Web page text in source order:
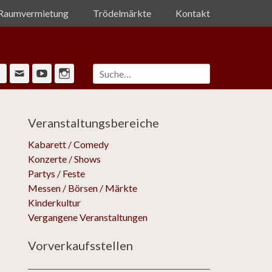
Trödelmärkte Kontakt
Facebook
Email YouTubeInstagram
Suche
nach:
Veranstaltungsbereiche
Kabarett / Comedy
Konzerte / Shows
Partys / Feste
Messen / Börsen / Märkte
Kinderkultur
Vergangene Veranstaltungen
Vorverkaufsstellen